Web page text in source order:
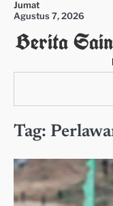
Skip
content
Jumat
Agustus 7, 2026
Berita
Tag: